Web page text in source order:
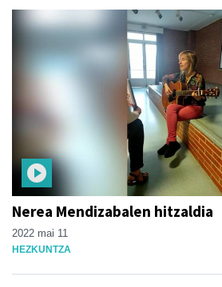
Nerea Mendizabalen hitzaldia
2022 mai 11
HEZKUNTZA